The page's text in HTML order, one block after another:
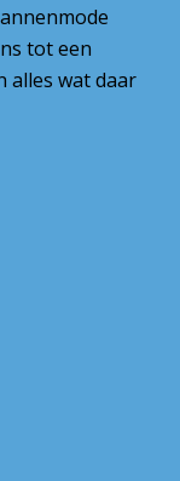
tot een
alles wat daar